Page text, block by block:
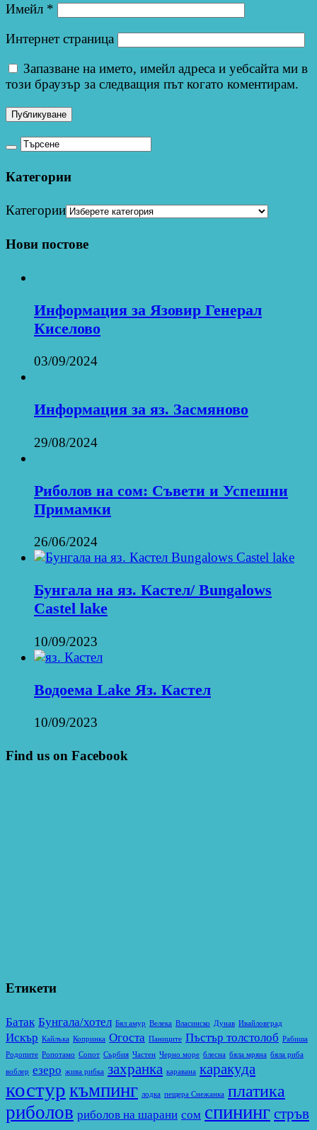
Имейл *
Интернет страница
Запазване на името, имейл адреса и уебсайта ми в
този браузър за следващия път когато коментирам.
Категории
Категории
Нови постове
Информация за Язовир Генерал
Киселово
03/09/2024
Информация за яз. Засмяново
29/08/2024
Риболов на сом: Съвети и Успешни
Примамки
26/06/2024
Бунгала на яз. Кастел/ Bungalows
Castel lake
10/09/2023
Водоема Lake Яз. Кастел
10/09/2023
Find us on Facebook
Етикети
Батак Бунгала/хотел Бял амур Велека Власинско Дунав Ивайловград
Искър Кайлъка Копринка Огоста Паниците Пъстър толстолоб Рабиша
Родопите Ропотамо Сопот Сърбия Частен Черно море блесна бяла мряна бяла риба
воблер езеро жива рибка захранка каравана каракуда
костур къмпинг лодка пещера Снежанка платика
риболов риболов на шарани сом спининг стръв